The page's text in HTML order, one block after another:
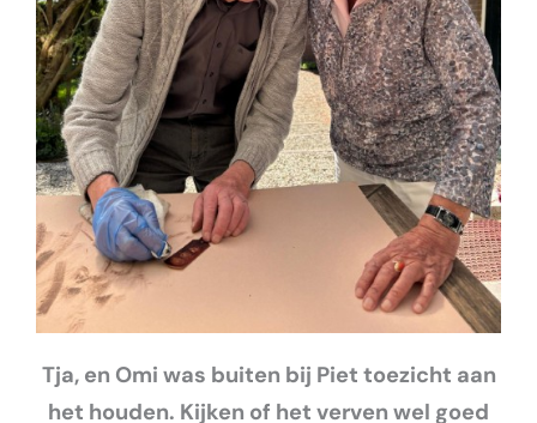
Tja, en Omi was buiten bij Piet toezicht aan
het houden. Kijken of het verven wel goed